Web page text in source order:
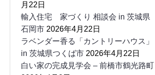
月22日
輸入住宅 家づくり 相談会 in 茨城県
石岡市 2026年4月22日
ラベンダー香る「カントリーハウス」
in 茨城県つくば市 2026年4月22日
白い家の完成見学会 – 前橋市鶴光路町